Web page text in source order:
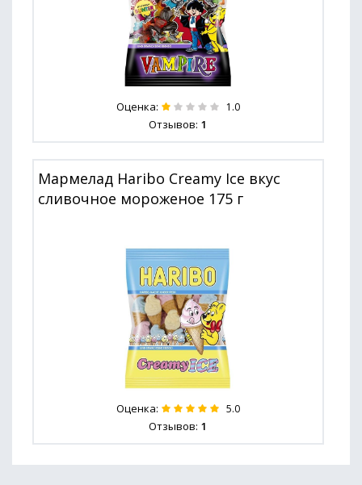
Оценка: 1.0
Отзывов: 1
Мармелад Haribo Creamy Ice вкус
сливочное мороженое 175 г
Оценка: 5.0
Отзывов: 1